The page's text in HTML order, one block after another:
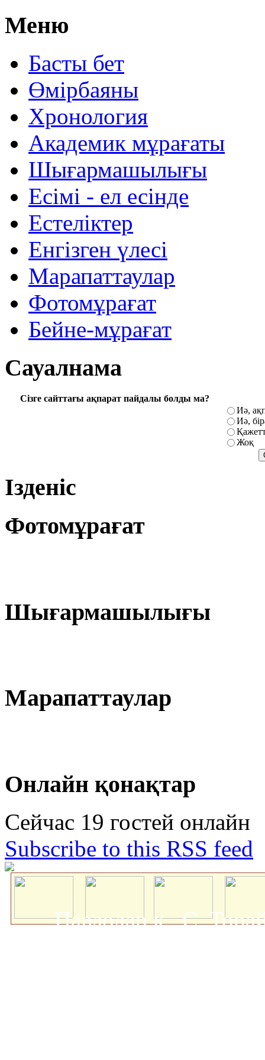
Меню
Басты бет
Өмірбаяны
Хронология
Aкадемик мұрағаты
Шығармашылығы
Есімі - ел есінде
Естеліктер
Енгізген үлесі
Марапаттаулар
Фотомұрағат
Бейне-мұрағат
Сауалнама
Сізге сайттағы ақпарат пайдалы болды ма?
Иә,
Иә,
Жоқ
Ізденіс
Фотомұрағат
Шығармашылығы
Марапаттаулар
Онлайн қонақтар
Сейчас 19 гостей онлайн
Subscribe to this RSS feed
Павлодар қ., С.